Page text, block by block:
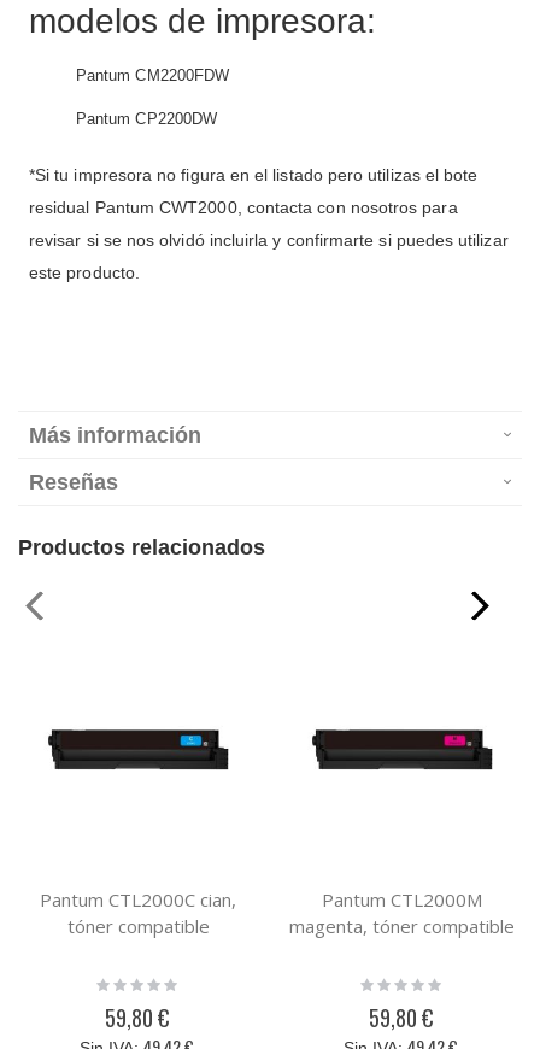
modelos de impresora:
Pantum CM2200FDW
Pantum CP2200DW
*Si tu impresora no figura en el listado pero utilizas el bote
residual Pantum CWT2000, contacta con nosotros para
revisar si se nos olvidó incluirla y confirmarte si puedes utilizar
este producto.
Más información
Reseñas
Productos relacionados
Pantum CTL2000C cian,
tóner compatible
Rating:
59,80 €
Pantum CTL2000M
magenta, tóner compatible
Rating:
59,80 €